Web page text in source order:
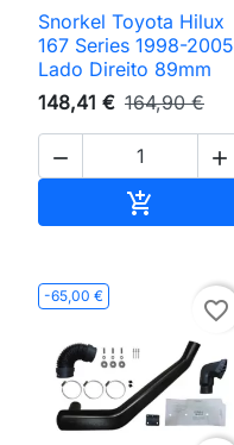
Snorkel Toyota Hilux
167 Series 1998-2005
Lado Direito 89mm
148,41 € 164,90 €
 

-65,00 €
favorite_border